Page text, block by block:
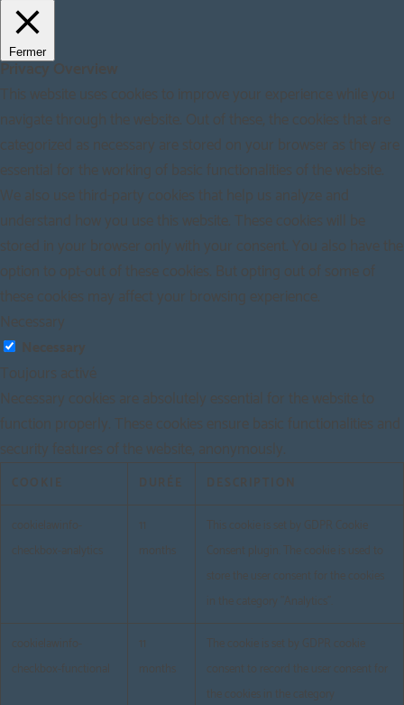
Fermer
Privacy Overview
This website uses cookies to improve your experience while you
navigate through the website. Out of these, the cookies that are
categorized as necessary are stored on your browser as they are
essential for the working of basic functionalities of the website.
We also use third-party cookies that help us analyze and
understand how you use this website. These cookies will be
stored in your browser only with your consent. You also have the
option to opt-out of these cookies. But opting out of some of
these cookies may affect your browsing experience.
Necessary
Necessary
Toujours activé
Necessary cookies are absolutely essential for the website to
function properly. These cookies ensure basic functionalities and
security features of the website, anonymously.
COOKIE DURÉE DESCRIPTION
cookielawinfo-
checkbox-analytics
11
months
This cookie is set by GDPR Cookie
Consent plugin. The cookie is used to
store the user consent for the cookies
in the category "Analytics".
cookielawinfo-
checkbox-functional
11
months
The cookie is set by GDPR cookie
consent to record the user consent for
the cookies in the category